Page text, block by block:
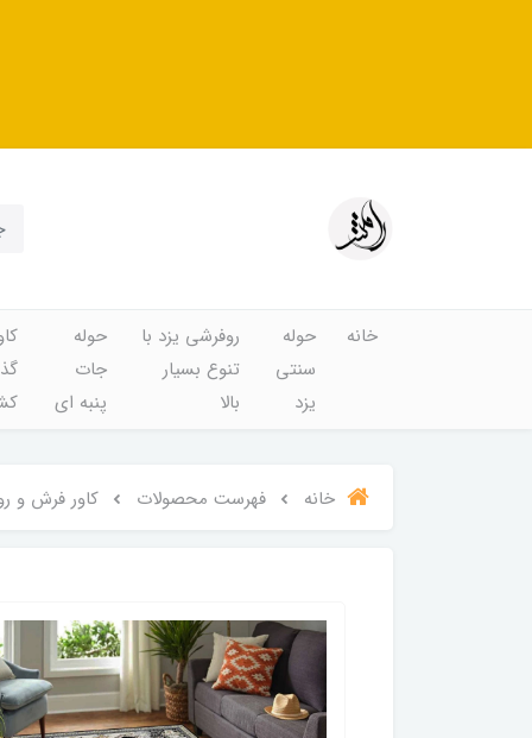
خانه
حوله
سنتی
یزد
روفرشی یزد با
تنوع بسیار
بالا
حوله
جات
پنبه ای
خانه فهرست محصولات کاور فرش و